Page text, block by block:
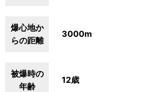
爆心地か
らの距離
3000m
被爆時の
年齢
12歳